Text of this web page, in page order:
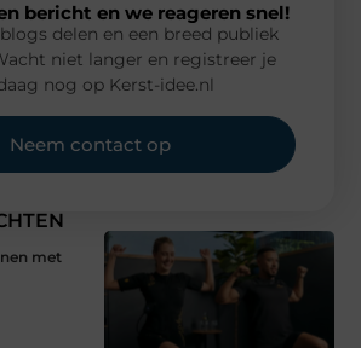
met
bericht en we reageren snel!
delen en een breed publiek
niet langer en registreer je
nog op Kerst-idee.nl
Neem contact op